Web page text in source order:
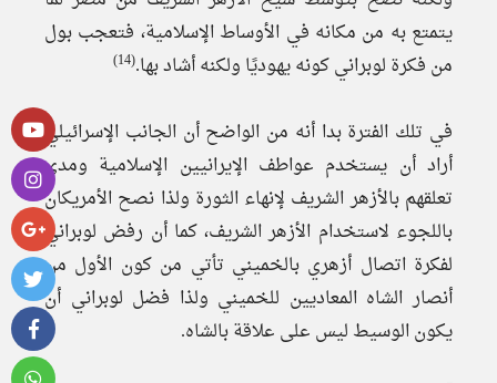
يتمتع به من مكانه في الأوساط الإسلامية، فتعجب بول
من فكرة لوبراني كونه يهوديًا ولكنه أشاد بها.(14)
في تلك الفترة بدا أنه من الواضح أن الجانب الإسرائيلي
أراد أن يستخدم عواطف الإيرانيين الإسلامية ومدى
تعلقهم بالأزهر الشريف لإنهاء الثورة ولذا نصح الأمريكان
باللجوء لاستخدام الأزهر الشريف، كما أن رفض لوبراني
لفكرة اتصال أزهري بالخميني تأتي من كون الأول من
أنصار الشاه المعاديين للخميني ولذا فضل لوبراني أن
يكون الوسيط ليس على علاقة بالشاه.